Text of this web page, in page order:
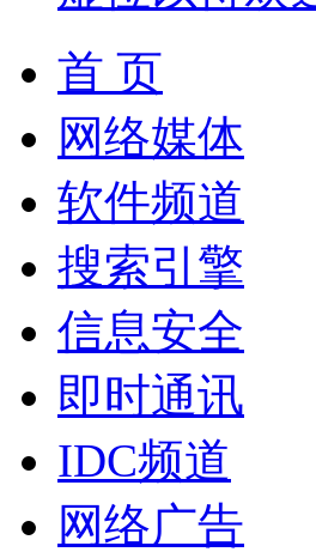
首 页
网络媒体
软件频道
搜索引擎
信息安全
即时通讯
IDC频道
网络广告